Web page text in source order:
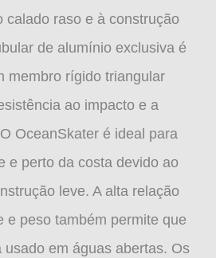
calado raso e à construção
de alumínio exclusiva é
membro rígido triangular
ao impacto e a
OceanSkater é ideal para
e perto da costa devido ao
leve. A alta relação
e peso também permite que
usado em águas abertas. Os